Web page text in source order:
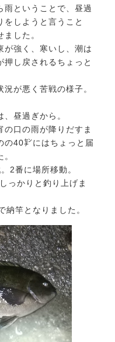
雨ということで、昼過
をしようと言うこと
した。
が強く、寒いし、潮は
し戻されるちょっと
が悪く苦戦の様子。
昼過ぎから。
の口の雨が降りだすま
の40㌢にはちょっと届
2番に場所移動。
っかりと釣り上げま
納竿となりました。